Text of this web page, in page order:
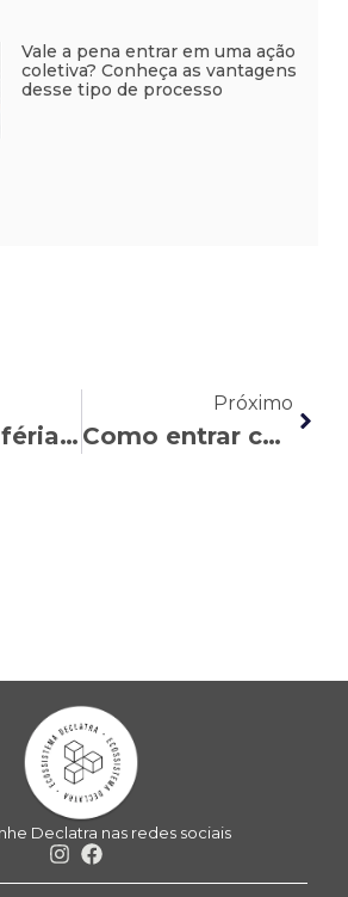
Vale a pena entrar em uma ação
coletiva? Conheça as vantagens
desse tipo de processo
Vender as férias: entenda esse direito do trabalhador
Próximo
Como entrar com uma ação trabalhista na Justiça
Declatra nas redes sociais